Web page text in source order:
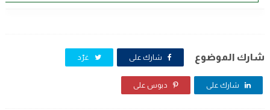
شارك الموضوع شارك على غرّد
شارك على دبوس على